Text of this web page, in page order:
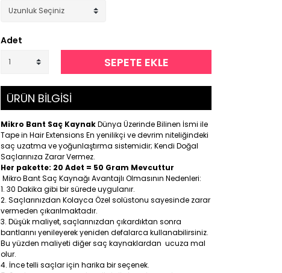
Adet
SEPETE EKLE
ÜRÜN BİLGİSİ
Mikro Bant Saç KaynakDünya Üzerinde Bilinen İsmi ile
Tape in Hair Extensions En yenilikçi ve devrim niteliğindeki
saç uzatma ve yoğunlaştırma sistemidir; Kendi Doğal
Saçlarınıza Zarar Vermez.
Her pakette: 20 Adet = 50 Gram Mevcuttur
Mikro Bant Saç Kaynağı Avantajlı Olmasının Nedenleri:
30 Dakika gibi bir sürede uygulanır.
Saçlarınızdan Kolayca Özel solüstonu sayesinde zarar
vermeden çıkarılmaktadır.
Düşük maliyet, saçlarınızdan çıkardıktan sonra
bantlarını yenileyerek yeniden defalarca kullanabilirsiniz.
Bu yüzden maliyeti diğer saç kaynaklardan ucuza mal
olur.
İnce telli saçlar için harika bir seçenek.